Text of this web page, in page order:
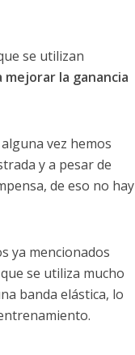
se utilizan
mejorar la ganancia
vez hemos
y a pesar de
de eso no hay
ya mencionados
se utiliza mucho
banda elástica, lo